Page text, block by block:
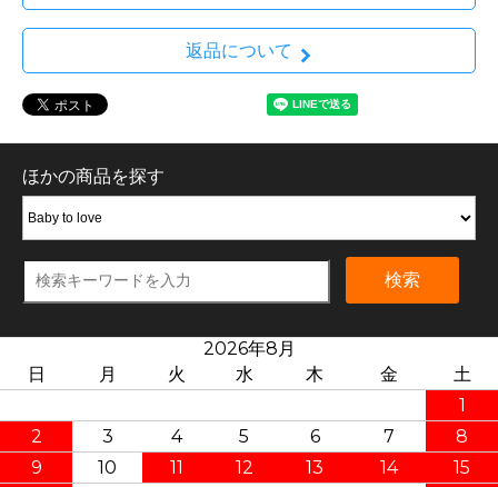
返品について
ほかの商品を探す
検索
2026年8月
日
月 火 水 木 金
土
1
2
3 4 5 6 7
8
9
10 11 12 13 14
15